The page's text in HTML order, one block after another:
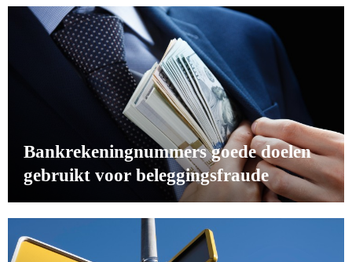
Bankrekeningnummers goede doelen
gebruikt voor beleggingsfraude